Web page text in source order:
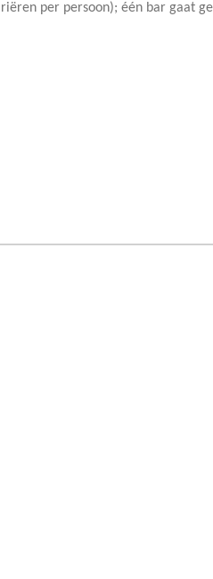
per persoon); één bar gaat